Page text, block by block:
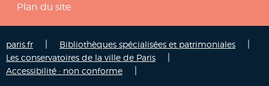
Plan du site
paris.fr Bibliothèques spécialisées et patrimoniales
Les conservatoires de la ville de Paris
Accessibilité : non conforme